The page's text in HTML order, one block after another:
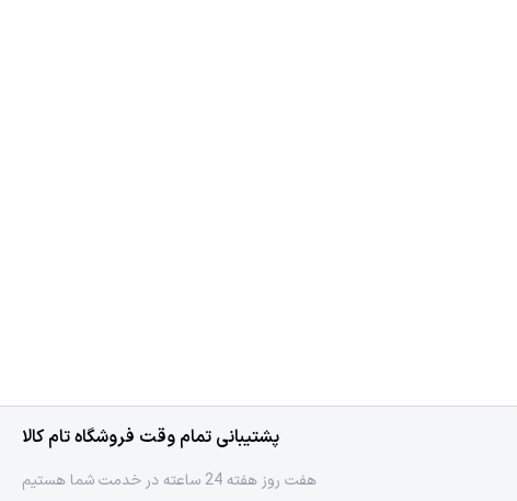
پشتیبانی تمام وقت فروشگاه تام کالا
هفت روز هفته 24 ساعته در خدمت شما هستیم